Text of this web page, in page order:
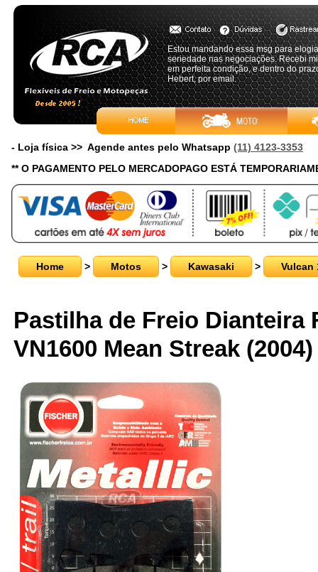
Estou mandando essa msg para
seriedade nas negociações. Recebi
em perfeita condição, e dentro do
Hebert, por email.
- Loja física >> Agende antes pelo Whatsapp (11) 4123-3353
** O PAGAMENTO PELO MERCADOPAGO ESTÁ
Home > Motos > Kawasaki > Vulcan
Pastilha de Freio Dianteira
VN1600 Mean Streak